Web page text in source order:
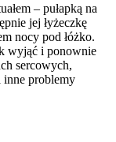
– pułapką na
jej łyżeczkę
nocy pod łóżko.
wyjąć i ponownie
sercowych,
inne problemy